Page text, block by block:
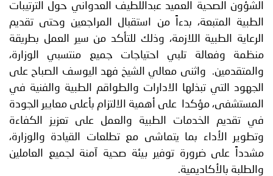
الشؤون الصحية العميد عبداللطيف العدواني حول الترتيبات
الطبية المتبعة، بدءاً من استقبال المراجعين وحتى تقديم
الرعاية الطبية اللازمة، وذلك للتأكد من سير العمل بطريقة
منظمة وفعالة تلبي احتياجات جميع منتسبي الوزارة،
والمتقدمين. واثنى معالي الشيخ فهد اليوسف الصباح على
الجهود التي تبذلها الادارات والطواقم الطبية والفنية في
المستشفى، مؤكدا على أهمية الالتزام بأعلى معايير الجودة
في تقديم الخدمات الطبية والعمل على تعزيز الكفاءة
وتطوير الأداء بما يتماشى مع تطلعات القيادة والوزارة،
مشدداً على ضرورة توفير بيئة صحية آمنة لجميع العاملين
والطلبة بالأكاديمية.